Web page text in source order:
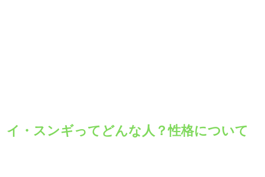
イ・スンギってどんな人？性格について